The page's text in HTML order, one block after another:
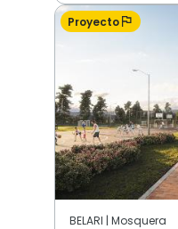
Proyecto
BELARI | Mosquera